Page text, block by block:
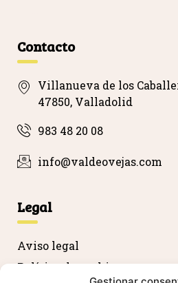
Contacto
Villanueva de los
47850, Valladolid
983 48 20 08
info@valdeovejas.com
Legal
Aviso legal
Política de cookies